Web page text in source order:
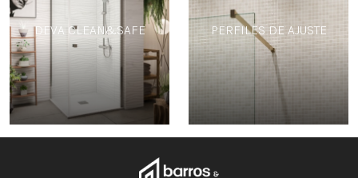
DEVA CLEAN&SAFE PERFILES DE AJUSTE